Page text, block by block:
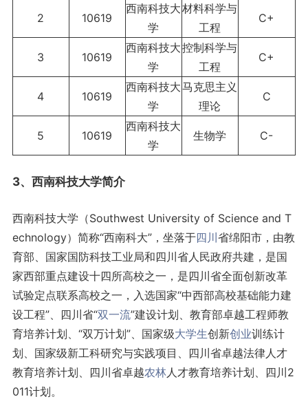
2 10619
西南科技大
学
材料科学与
工程
C+
3 10619
西南科技大
学
控制科学与
工程
C+
4 10619
西南科技大
学
马克思主义
理论
C
5 10619
西南科技大
学
生物学 C-
3、西南科技大学简介
西南科技大学（Southwest University of Science and T
echnology）简称“西南科大”，坐落于四川省绵阳市，由教
育部、国家国防科技工业局和四川省人民政府共建，是国
家西部重点建设十四所高校之一，是四川省全面创新改革
试验定点联系高校之一，入选国家“中西部高校基础能力建
设工程”、四川省“双一流”建设计划、教育部卓越工程师教
育培养计划、“双万计划”、国家级大学生创新创业训练计
划、国家级新工科研究与实践项目、四川省卓越法律人才
教育培养计划、四川省卓越农林人才教育培养计划、四川2
011计划。